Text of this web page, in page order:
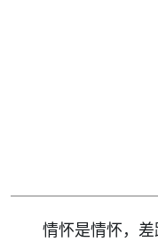
情怀是情怀，差